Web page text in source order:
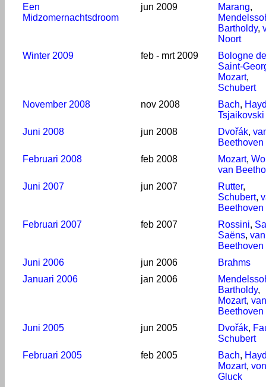
Een
Midzomernachtsdroom
jun 2009 Marang,
Bartholdy,
Noort
Winter 2009
feb - mrt 2009
Bologne de
Saint-
Mozart,
Schubert
November 2008
nov 2008 Bach,
Tsjaikovski
Juni 2008
jun 2008 Dvořák,
Beethoven
Februari 2008
feb 2008 Mozart,
van
Juni 2007
jun 2007 Rutter,
Schubert,
Beethoven
Februari 2007
feb 2007 Rossini,
Saëns, van
Beethoven
Juni 2006
jun 2006
Brahms
Januari 2006
jan 2006
Bartholdy,
Mozart, van
Beethoven
Juni 2005
jun 2005 Dvořák,
Schubert
Februari 2005
feb 2005 Bach,
Mozart, von
Gluck